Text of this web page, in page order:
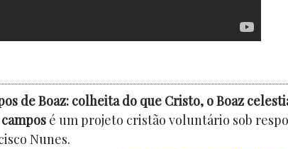
de Boaz: colheita do que Cristo, o Boaz
é um projeto cristão voluntário sob
Nunes.